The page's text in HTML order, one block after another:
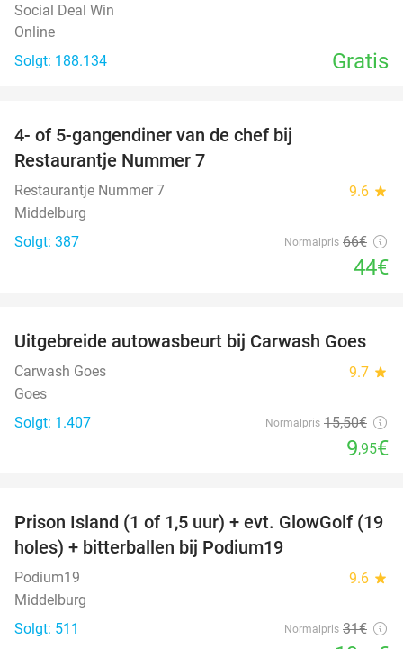
Social Deal Win
Online
Solgt: 188.134
Gratis
4- of 5-gangendiner van de chef bij
Restaurantje Nummer 7
Restaurantje Nummer 7 9.6 star
Middelburg
Solgt: 387
Normalpris 66€
44€
36%
Uitgebreide autowasbeurt bij Carwash Goes
Carwash Goes 9.7 star
Goes
Solgt: 1.407
Normalpris 15,50€
9,95€
36%
Prison Island (1 of 1,5 uur) + evt. GlowGolf (19
holes) + bitterballen bij Podium19
Podium19 9.6 star
Middelburg
Solgt: 511
Normalpris 31€